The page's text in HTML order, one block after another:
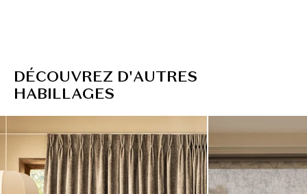
DÉCOUVREZ D'AUTRES
HABILLAGES